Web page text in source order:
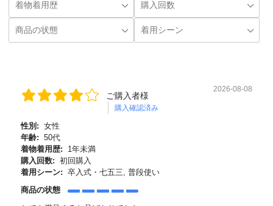
ご購入者様
購入確認済み
2026-08-08
性別: 女性
年齢: 50代
着物着用歴:
1年未満
購入回数: 初回購入
着用シーン: 卒入式・七五三, 普段使い
商品の状態